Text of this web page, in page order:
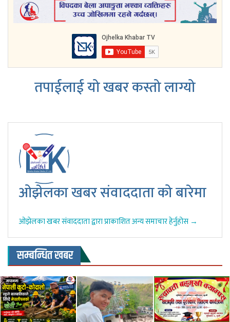
तपाईलाई यो खबर कस्तो लाग्यो
ओझेलका खबर संवाददाता को बारेमा
ओझेलका खबर संवाददाता द्वारा प्राकाशित अन्य समाचार हेर्नुहोस →
सम्बन्धित खबर